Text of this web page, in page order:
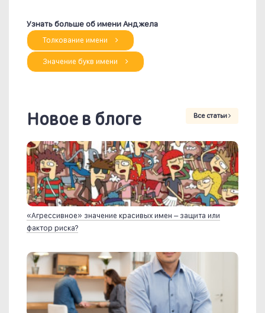
Узнать больше об имени Анджела
Толкование имени
Значение букв имени
Новое в блоге Все статьи
«Агрессивное» значение красивых имен – защита или
фактор риска?